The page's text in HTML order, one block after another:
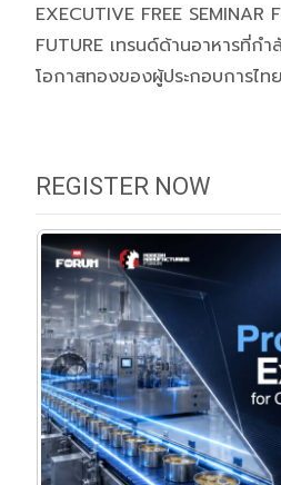
EXECUTIVE FREE SEMINAR
FUTURE เทรนด์ด้านอาหารที่ก
โอกาสทองของผู้ประกอบการไทย
REGISTER NOW